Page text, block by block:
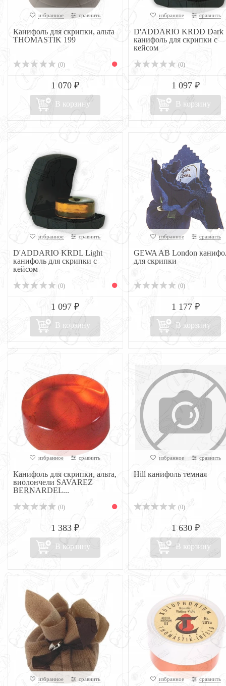
избранное сравнить
Канифоль для скрипки, альта
THOMASTIK 199
(0)
1 070 ₽
В корзину
избранное сравнить
D'ADDARIO KRDD Dark
канифоль для скрипки с
кейсом
(0)
1 097 ₽
В корзину
избранное сравнить
D'ADDARIO KRDL Light
канифоль для скрипки с
кейсом
(0)
1 097 ₽
В корзину
избранное сравнить
GEWA AB London
для скрипки
(0)
1 177 ₽
В корзину
избранное сравнить
Канифоль для скрипки, альта,
виолончели SAVAREZ
BERNARDEL...
(0)
1 383 ₽
В корзину
избранное сравнить
Hill канифоль темная
(0)
1 630 ₽
В корзину
избранное сравнить избранное сравнить